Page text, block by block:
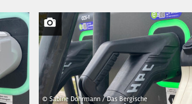
© Sabine Dohrmann / Das Bergische